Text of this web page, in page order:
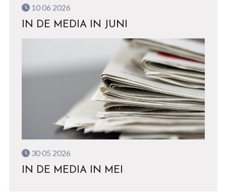
10 06 2026
IN DE MEDIA IN JUNI
30 05 2026
IN DE MEDIA IN MEI